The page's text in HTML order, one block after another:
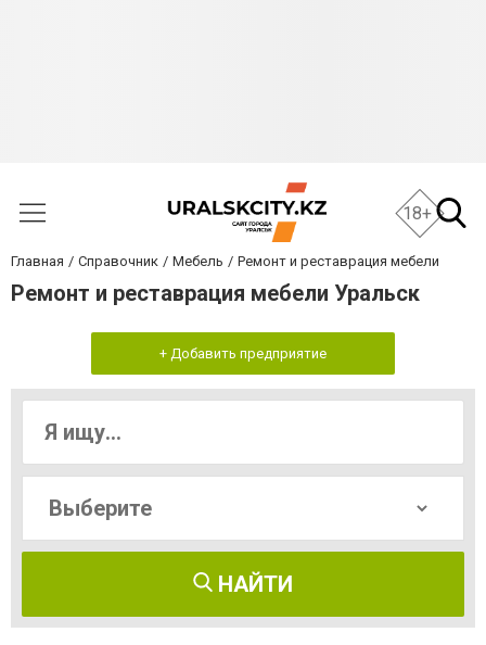
18+
Главная Справочник Мебель Ремонт и реставрация мебели
Ремонт и реставрация мебели Уральск
+ Добавить предприятие
НАЙТИ